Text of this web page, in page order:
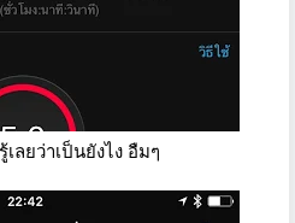
ลยว่าเป็นยังไง อืมๆ